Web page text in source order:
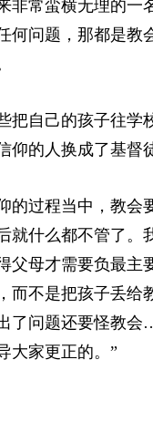
非常蛮横无理的
何问题，那都是
把自己的孩子往
的人换成了基督
的过程当中，教
就什么都不管了
父母才需要负最
而不是把孩子丢
了问题还要怪教
大家更正的。”